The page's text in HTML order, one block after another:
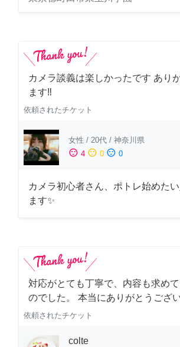
カメラ談義は楽しかったです あり
ます‼️
依頼されたチケット
女性 / 20代 / 神奈川県
sentiment_satisfied 4 sentiment_neutral 0 sentiment_dissatisfied 0
カメラ初心者さん、ポトレ始めた
ます✨
対応がとても丁寧で、内容も求め
のでした。 本当にありがとうござ
依頼されたチケット
colte